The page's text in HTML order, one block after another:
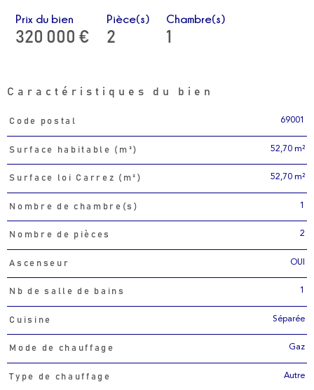
Prix du bien
320 000 €
Pièce(s)
2
Chambre(s)
1
Caractéristiques du bien
Caractéristiques
Code postal 69001
Surface habitable (m²) 52,70 m²
Surface loi Carrez (m²) 52,70 m²
Nombre de chambre(s) 1
Nombre de pièces 2
Ascenseur OUI
Nb de salle de bains 1
Cuisine Séparée
Mode de chauffage Gaz
Type de chauffage Autre